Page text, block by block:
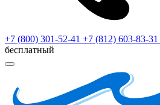
+7 (800) 301-52-41 +7 (812) 603-83-31
бесплатный